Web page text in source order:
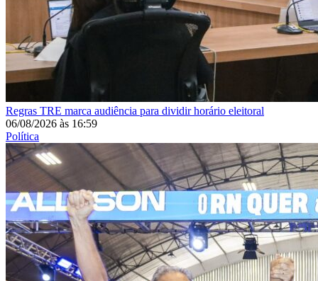
Regras TRE marca audiência para dividir horário eleitoral
06/08/2026 às 16:59
Política